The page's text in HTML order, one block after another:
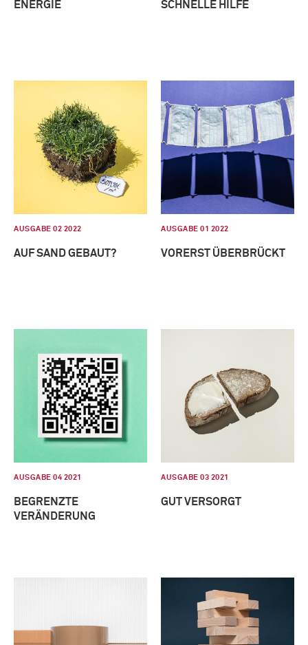
ENERGIE SCHNELLE HILFE
AUSGABE 02 2022
AUF SAND GEBAUT?
AUSGABE 01 2022
VORERST ÜBERBRÜCKT
AUSGABE 04 2021
BEGRENZTE
VERÄNDERUNG
AUSGABE 03 2021
GUT VERSORGT